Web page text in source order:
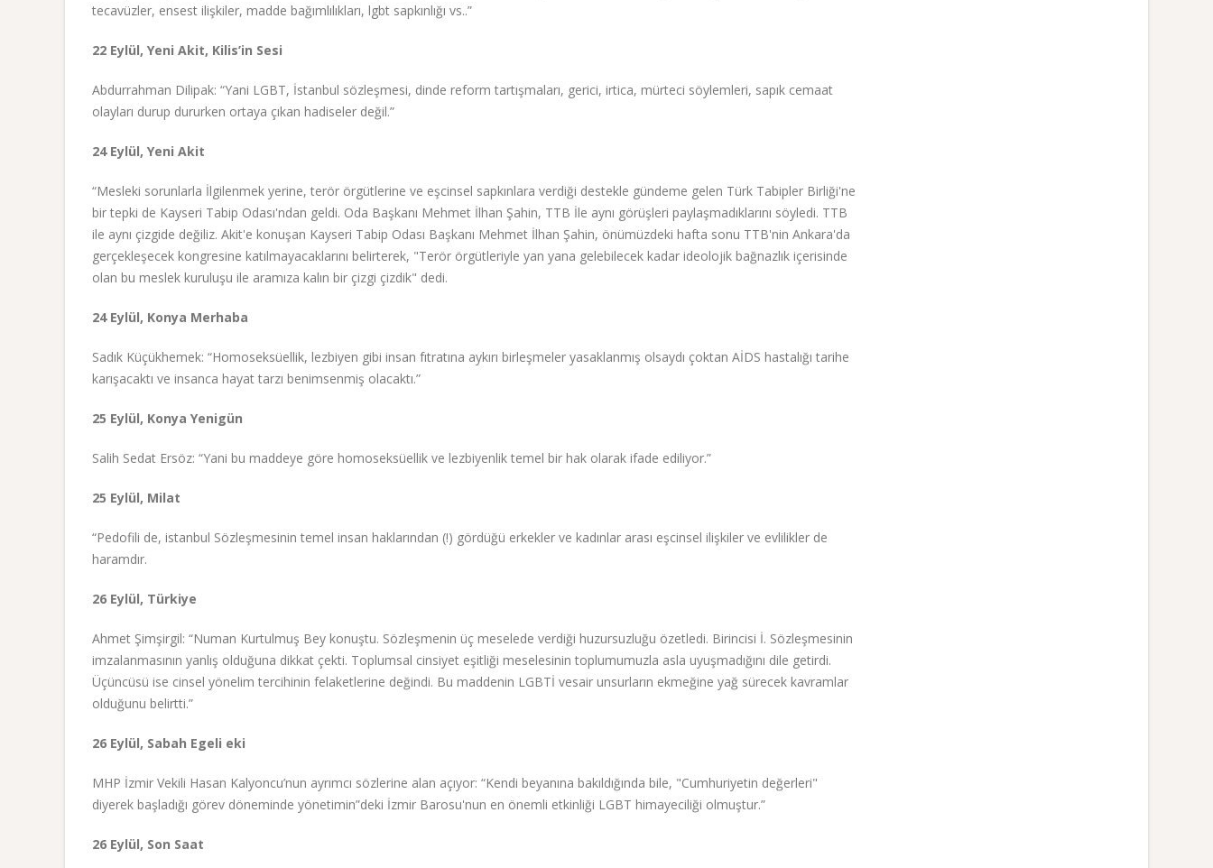
tecavüzler, ensest ilişkiler, madde bağımlılıkları, lgbt sapkınlığı vs..”
22 Eylül, Yeni Akit, Kilis’in Sesi
Abdurrahman Dilipak: “Yani LGBT, İstanbul sözleşmesi, dinde reform tartışmaları, gerici, irtica, mürteci söylemleri, sapık cemaat
olayları durup dururken ortaya çıkan hadiseler değil.”
24 Eylül, Yeni Akit
“Mesleki sorunlarla İlgilenmek yerine, terör örgütlerine ve eşcinsel sapkınlara verdiği destekle gündeme gelen Türk Tabipler Birliği'ne
bir tepki de Kayseri Tabip Odası'ndan geldi. Oda Başkanı Mehmet İlhan Şahin, TTB İle aynı görüşleri paylaşmadıklarını söyledi. TTB
ile aynı çizgide değiliz. Akit'e konuşan Kayseri Tabip Odası Başkanı Mehmet İlhan Şahin, önümüzdeki hafta sonu TTB'nin Ankara'da
gerçekleşecek kongresine katılmayacaklarını belirterek, "Terör örgütleriyle yan yana gelebilecek kadar ideolojik bağnazlık içerisinde
olan bu meslek kuruluşu ile aramıza kalın bir çizgi çizdik" dedi.
24 Eylül, Konya Merhaba
Sadık Küçükhemek: “Homoseksüellik, lezbiyen gibi insan fıtratına aykırı birleşmeler yasaklanmış olsaydı çoktan AİDS hastalığı tarihe
karışacaktı ve insanca hayat tarzı benimsenmiş olacaktı.”
25 Eylül, Konya Yenigün
Salih Sedat Ersöz: “Yani bu maddeye göre homoseksüellik ve lezbiyenlik temel bir hak olarak ifade ediliyor.”
25 Eylül, Milat
“Pedofili de, istanbul Sözleşmesinin temel insan haklarından (!) gördüğü erkekler ve kadınlar arası eşcinsel ilişkiler ve evlilikler de
haramdır.
26 Eylül, Türkiye
Ahmet Şimşirgil: “Numan Kurtulmuş Bey konuştu. Sözleşmenin üç meselede verdiği huzursuzluğu özetledi. Birincisi İ. Sözleşmesinin
imzalanmasının yanlış olduğuna dikkat çekti. Toplumsal cinsiyet eşitliği meselesinin toplumumuzla asla uyuşmadığını dile getirdi.
Üçüncüsü ise cinsel yönelim tercihinin felaketlerine değindi. Bu maddenin LGBTİ vesair unsurların ekmeğine yağ sürecek kavramlar
olduğunu belirtti.”
26 Eylül, Sabah Egeli eki
MHP İzmir Vekili Hasan Kalyoncu’nun ayrımcı sözlerine alan açıyor: “Kendi beyanına bakıldığında bile, "Cumhuriyetin değerleri"
diyerek başladığı görev döneminde yönetimin”deki İzmir Barosu'nun en önemli etkinliği LGBT himayeciliği olmuştur.”
26 Eylül, Son Saat